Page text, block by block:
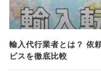
輸入代行業者とは？ 依
ビスを徹底比較